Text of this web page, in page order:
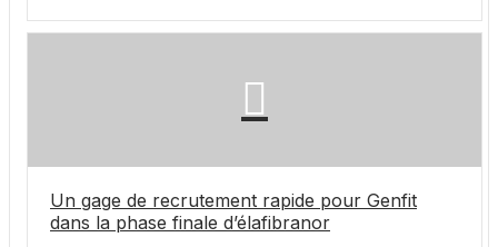
Un gage de recrutement rapide pour Genfit
dans la phase finale d’élafibranor